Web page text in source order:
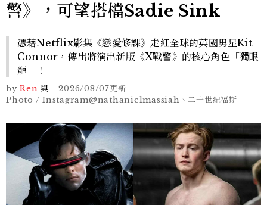
警》，可望搭檔Sadie Sink
憑藉Netflix影集《戀愛修課》走紅全球的英國男星Kit
Connor，傳出將演出新版《X戰警》的核心角色「獨眼
龍」！
by Ren與 -2026/08/07更新
Photo / Instagram@nathanielmassiah、二十世紀福斯